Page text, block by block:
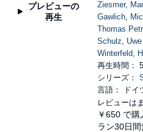
プレビューの
再生
Ziesmer,
Gawlich,
Thomas
Schulz,
Winterfeld,
再生時間：
シリーズ：
言語： ドイ
レビューは
￥650 で購
ラン30日